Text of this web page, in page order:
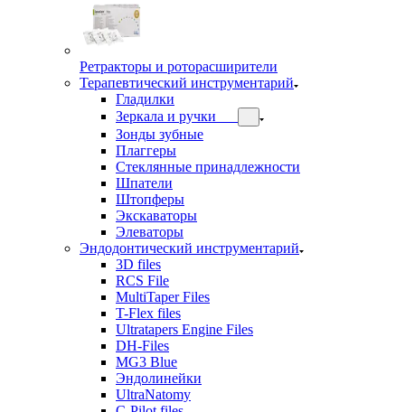
Ретракторы и роторасширители
Терапевтический инструментарий
Гладилки
Зеркала и ручки
Зонды зубные
Плаггеры
Стеклянные принадлежности
Шпатели
Штопферы
Экскаваторы
Элеваторы
Эндодонтический инструментарий
3D files
RCS File
MultiTaper Files
T-Flex files
Ultratapers Engine Files
DH-Files
MG3 Blue
Эндолинейки
UltraNatomy